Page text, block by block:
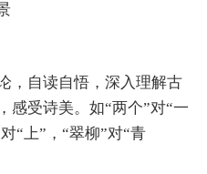
，自读自悟，深入理解古
感受诗美。如“两个”对“一
“上”，“翠柳”对“青